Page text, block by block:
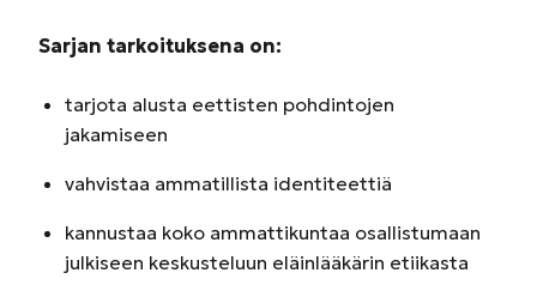
Sarjan tarkoituksena on:
tarjota alusta eettisten pohdintojen
jakamiseen
vahvistaa ammatillista identiteettiä
kannustaa koko ammattikuntaa osallistumaan
julkiseen keskusteluun eläinlääkärin etiikasta